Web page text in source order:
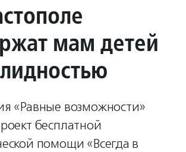
мам детей
«Равные возможности»
бесплатной
помощи «Всегда в